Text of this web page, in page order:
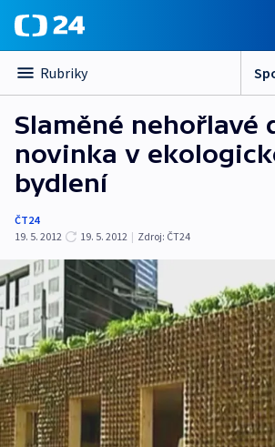
Rubriky
Slaměné nehořlavé
novinka v
bydlení
ČT24
19. 5. 2012
19. 5. 2012 | Zdroj: ČT24